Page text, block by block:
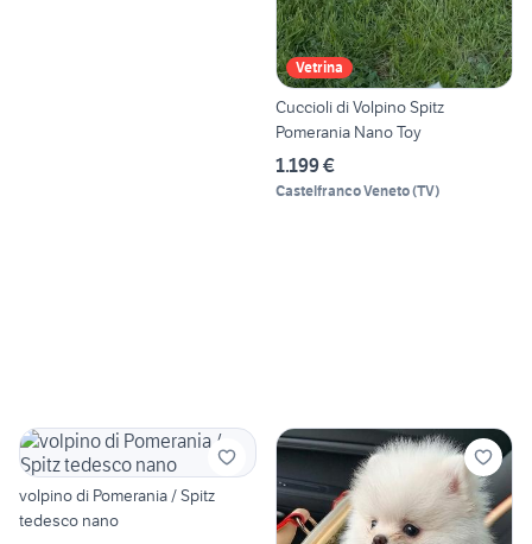
Vetrina
Cuccioli di Volpino Spitz
Pomerania Nano Toy
1.199 €
Castelfranco Veneto(TV)
volpino di Pomerania / Spitz
tedesco nano